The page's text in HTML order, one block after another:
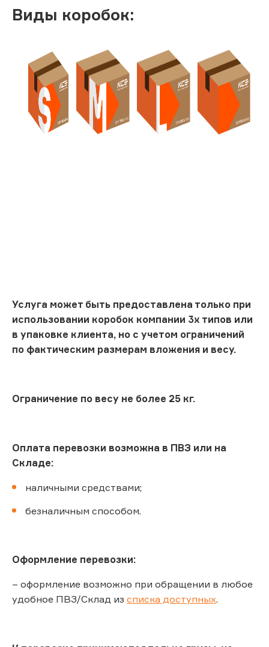
Виды коробок:
Услуга может быть предоставлена только при
использовании коробок компании 3х типов или
в упаковке клиента, но с учетом ограничений
по фактическим размерам вложения и весу.
Ограничение по весу не более 25 кг.
Оплата перевозки возможна в ПВЗ или на
Складе:
наличными средствами;
безналичным способом.
Оформление перевозки:
– оформление возможно при обращении в любое
удобное ПВЗ/Склад из списка доступных.